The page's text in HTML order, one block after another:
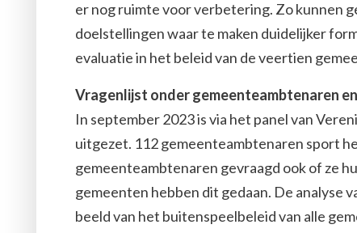
er nog ruimte voor verbetering. Zo kunnen
doelstellingen waar te maken duidelijker
evaluatie in het beleid van de veertien
Vragenlijst onder gemeenteambtenaren
In september 2023 is via het panel van
uitgezet. 112 gemeenteambtenaren sport
gemeenteambtenaren gevraagd ook of ze
gemeenten hebben dit gedaan. De analyse
beeld van het buitenspeelbeleid van alle